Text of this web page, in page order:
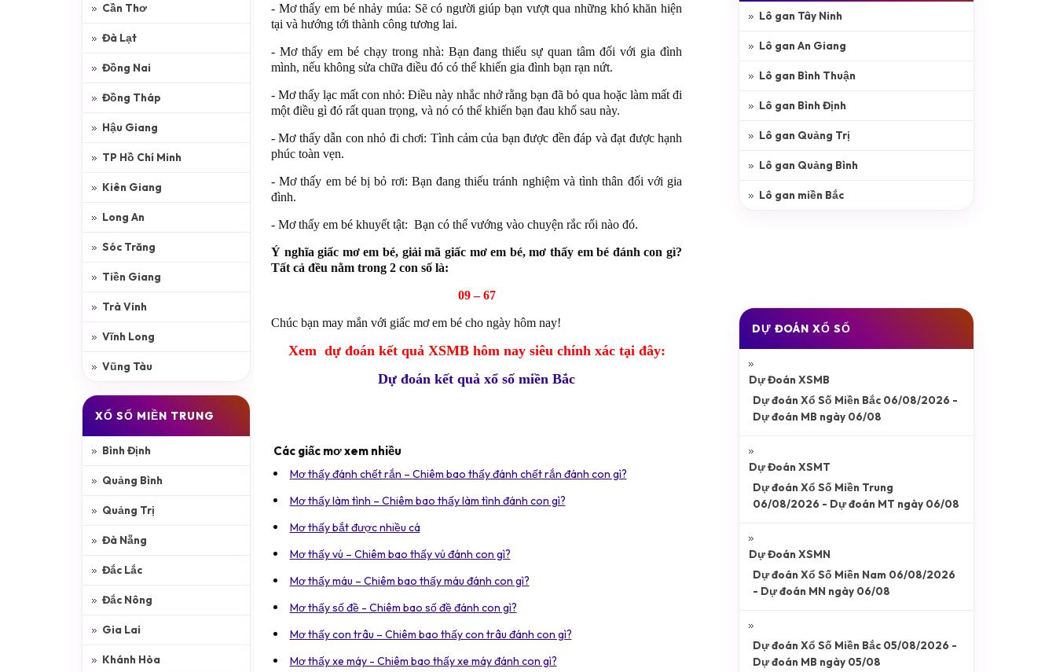
- Mơ thấy em bé nhảy múa: Sẽ có người giúp bạn vượt qua những khó khăn hiện
tại và hướng tới thành công tương lai.
- Mơ thấy em bé chạy trong nhà: Bạn đang thiếu sự quan tâm đối với gia đình
mình, nếu không sửa chữa điều đó có thể khiến gia đình bạn rạn nứt.
- Mơ thấy lạc mất con nhỏ: Điều này nhắc nhở rằng bạn đã bỏ qua hoặc làm mất đi
một điều gì đó rất quan trọng, và nó có thể khiến bạn đau khổ sau này.
- Mơ thấy dẫn con nhỏ đi chơi: Tình cảm của bạn được đền đáp và đạt được hạnh
phúc toàn vẹn.
- Mơ thấy em bé bị bỏ rơi: Bạn đang thiếu tránh nghiệm và tình thân đối với gia
đình.
- Mơ thấy em bé khuyết tật: Bạn có thể vướng vào chuyện rắc rối nào đó.
Ý nghĩa giấc mơ em bé, giải mã giấc mơ em bé, mơ thấy em bé đánh con gì?
Tất cả đều nằm trong 2 con số là:
09 – 67
Chúc bạn may mắn với giấc mơ em bé cho ngày hôm nay!
Xem dự đoán kết quả XSMB hôm nay siêu chính xác tại đây:
Dự đoán kết quả xổ số miền Bắc
Các giấc mơ xem nhiều
Mơ thấy đánh chết rắn – Chiêm bao thấy đánh chết rắn đánh con gì?
Mơ thấy làm tình – Chiêm bao thấy làm tình đánh con gì?
Mơ thấy bắt được nhiều cá
Mơ thấy vú – Chiêm bao thấy vú đánh con gì?
Mơ thấy máu – Chiêm bao thấy máu đánh con gì?
Mơ thấy số đề - Chiêm bao số đề đánh con gì?
Mơ thấy con trâu – Chiêm bao thấy con trâu đánh con gì?
Mơ thấy xe máy - Chiêm bao thấy xe máy đánh con gì?
Cần Thơ
Đà Lạt
Đồng Nai
Đồng Tháp
Hậu Giang
TP Hồ Chí Minh
Kiên Giang
Long An
Sóc Trăng
Tiền Giang
Trà Vinh
Vĩnh Long
Vũng Tàu
XỔ SỐ MIỀN TRUNG
Bình Định
Quảng Bình
Quảng Trị
Đà Nẵng
Đắc Lắc
Đắc Nông
Gia Lai
Khánh Hòa
Lô gan Tây Ninh
Lô gan An Giang
Lô gan Bình Thuận
Lô gan Bình Định
Lô gan Quảng Trị
Lô gan Quảng Bình
Lô gan miền Bắc
DỰ ĐOÁN XỔ SỐ
Dự Đoán XSMB
Dự đoán Xổ Số Miền Bắc 06/08/2026 -
Dự đoán MB ngày 06/08
Dự Đoán XSMT
Dự đoán Xổ Số Miền Trung
06/08/2026 - Dự đoán MT ngày 06/08
Dự Đoán XSMN
Dự đoán Xổ Số Miền Nam 06/08/2026
- Dự đoán MN ngày 06/08
Dự đoán Xổ Số Miền Bắc 05/08/2026 -
Dự đoán MB ngày 05/08